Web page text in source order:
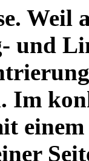
Weil
und
Im
einem